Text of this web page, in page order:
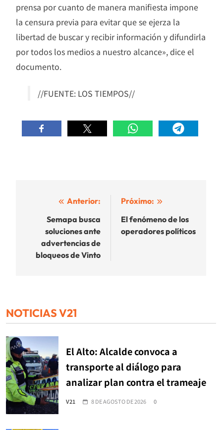
prensa por cuanto de manera manifiesta impone
la censura previa para evitar que se ejerza la
libertad de buscar y recibir información y difundirla
por todos los medios a nuestro alcance», dice el
documento.
//FUENTE: LOS TIEMPOS//
Navegación
entradas
Anterior:
Semapa busca
soluciones ante
advertencias de
bloqueos de Vinto
Próximo:
El fenómeno de los
operadores políticos
NOTICIAS V21
El Alto: Alcalde convoca a
transporte al diálogo para
analizar plan contra el trameaje
V21 8 DE AGOSTO DE 2026 0